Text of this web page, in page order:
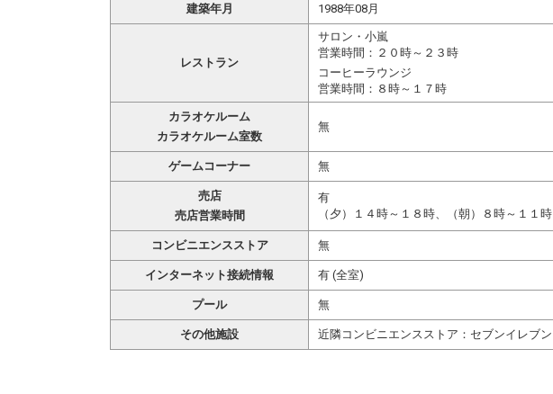
建築年月 1988年08月
レストラン
サロン・小嵐
営業時間：２０時～２３時
コーヒーラウンジ
営業時間：８時～１７時
カラオケルーム
カラオケルーム室数
無
ゲームコーナー 無
売店
売店営業時間
有
（夕）１４時～１８時、（朝）８時～１１時
コンビニエンスストア 無
インターネット接続情報 有 (全室)
プール 無
その他施設 近隣コンビニエンスストア：セブンイレブン